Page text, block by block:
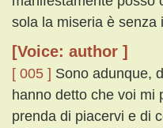
sola la miseria è senza
[Voice: author ]
[ 005 ] Sono adunque,
hanno detto che voi mi
prenda di piacervi e di